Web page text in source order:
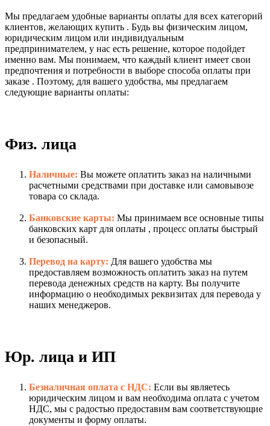
Мы предлагаем удобные варианты оплаты для всех категорий
клиентов, желающих купить . Будь вы физическим лицом,
юридическим лицом или индивидуальным
предпринимателем, у нас есть решение, которое подойдет
именно вам. Мы понимаем, что каждый клиент имеет свои
предпочтения и потребности в выборе способа оплаты при
заказе . Поэтому, для вашего удобства, мы предлагаем
следующие варианты оплаты:
Физ. лица
Наличные: Вы можете оплатить заказ на наличными
расчетными средствами при доставке или самовывозе
товара со склада.
Банковские карты: Мы принимаем все основные типы
банковских карт для оплаты , процесс оплаты быстрый
и безопасный.
Перевод на карту: Для вашего удобства мы
предоставляем возможность оплатить заказ на путем
перевода денежных средств на карту. Вы получите
информацию о необходимых реквизитах для перевода у
наших менеджеров.
Юр. лица и ИП
Безналичная оплата с НДС: Если вы являетесь
юридическим лицом и вам необходима оплата с учетом
НДС, мы с радостью предоставим вам соответствующие
документы и форму оплаты.